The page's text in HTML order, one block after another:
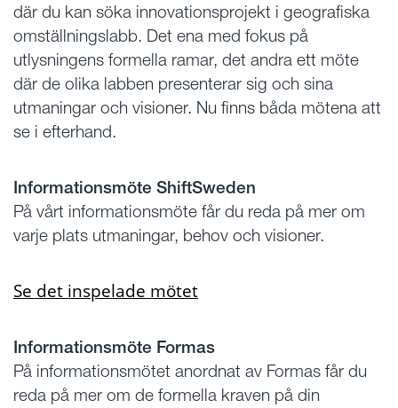
där du kan söka innovationsprojekt i geografiska
omställningslabb. Det ena med fokus på
utlysningens formella ramar, det andra ett möte
där de olika labben presenterar sig och sina
utmaningar och visioner. Nu finns båda mötena att
se i efterhand.
Informationsmöte ShiftSweden
På vårt informationsmöte får du reda på mer om
varje plats utmaningar, behov och visioner.
Se det inspelade mötet
Informationsmöte Formas
På informationsmötet anordnat av Formas får du
reda på mer om de formella kraven på din